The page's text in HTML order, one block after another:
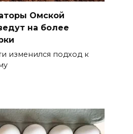
Омской
на более
изменился подход к